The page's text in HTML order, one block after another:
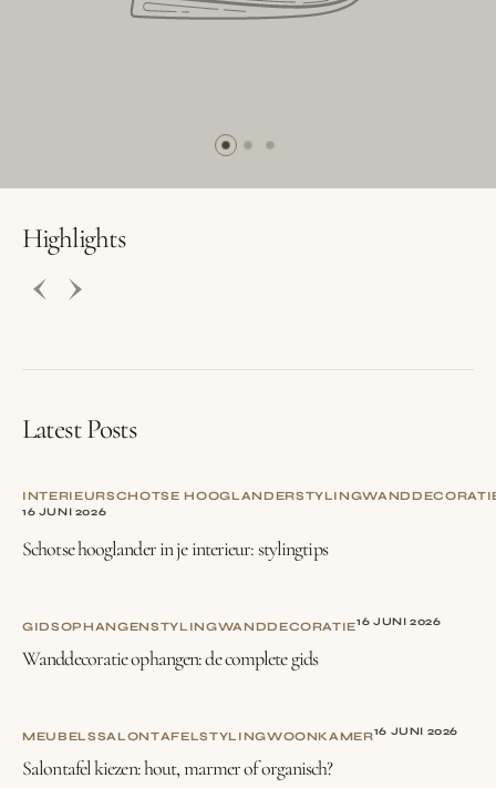
BUTTON LABELBUTTON LABEL
Highlights
Latest Posts
INTERIEURSCHOTSE HOOGLANDERSTYLING
16 JUNI 2026
Schotse hooglander in je interieur: stylingtips
GIDSOPHANGENSTYLINGWANDDECORATIE16 JUNI 2026
Wanddecoratie ophangen: de complete gids
MEUBELSSALONTAFELSTYLINGWOONKAMER16 JUNI 2026
Salontafel kiezen: hout, marmer of organisch?